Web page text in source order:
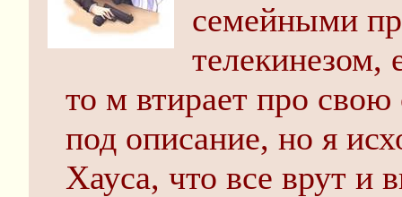
семейными
телекинезом,
то м втирает про
под описание, но я
Хауса, что все врут и